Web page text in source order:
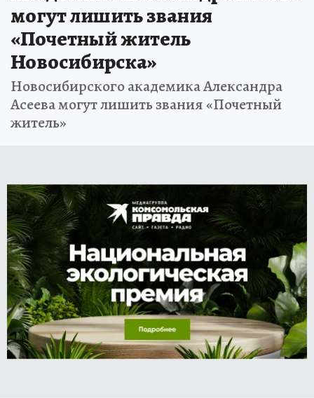
могут лишить звания
«Почетный житель
Новосибирска»
Новосибирского академика Александра
Асеева могут лишить звания «Почетный
житель»